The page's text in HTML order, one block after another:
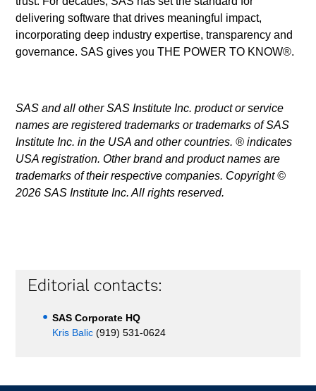
delivering software that drives meaningful impact,
incorporating deep industry expertise, transparency and
governance. SAS gives you THE POWER TO KNOW®.
SAS and all other SAS Institute Inc. product or service
names are registered trademarks or trademarks of SAS
Institute Inc. in the USA and other countries. ® indicates
USA registration. Other brand and product names are
trademarks of their respective companies. Copyright ©
2026 SAS Institute Inc. All rights reserved.
Editorial contacts:
SAS Corporate HQ
Kris Balic (919) 531-0624